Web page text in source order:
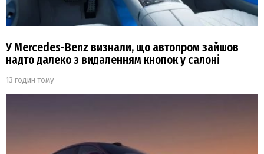
У Mercedes-Benz визнали, що автопром зайшов
надто далеко з видаленням кнопок у салоні
13 годин тому